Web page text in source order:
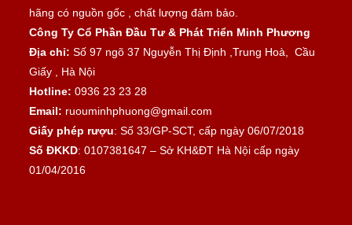
hãng có nguồn gốc , chất lượng đảm bảo.
Công Ty Cổ Phần Đầu Tư & Phát Triển Minh Phương
Địa chỉ: Số 97 ngõ 37 Nguyễn Thị Định ,Trung Hoà, Cầu
Giấy , Hà Nội
Hotline: 0936 23 23 28
Email: ruouminhphuong@gmail.com
Giấy phép rượu: Số 33/GP-SCT, cấp ngày 06/07/2018
Số ĐKKD: 0107381647 – Sở KH&ĐT Hà Nội cấp ngày
01/04/2016